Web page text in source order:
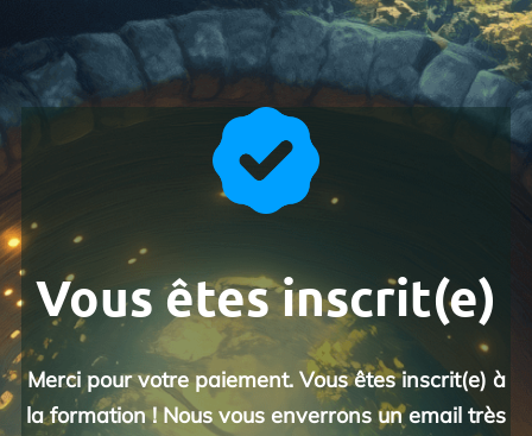
Vous êtes inscrit(e)
Merci pour votre paiement. Vous êtes inscrit(e) à
la formation ! Nous vous enverrons un email très